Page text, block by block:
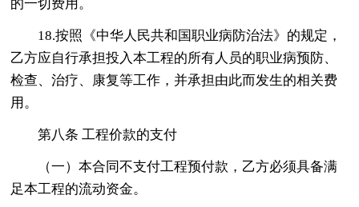
的一切费用。
18.按照《中华人民共和国职业病防治法》的规定，
乙方应自行承担投入本工程的所有人员的职业病预防、
检查、治疗、康复等工作，并承担由此而发生的相关费
用。
第八条 工程价款的支付
（一）本合同不支付工程预付款，乙方必须具备满
足本工程的流动资金。